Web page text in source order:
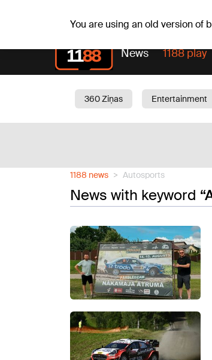
You are using an old version of
News 1188 play
360 Ziņas Entertainment
1188 news Autosports
News with keyword